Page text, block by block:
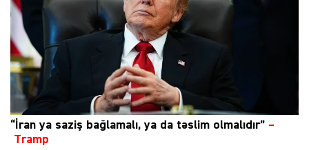
“İran ya saziş bağlamalı, ya da təslim olmalıdır” –
Tramp